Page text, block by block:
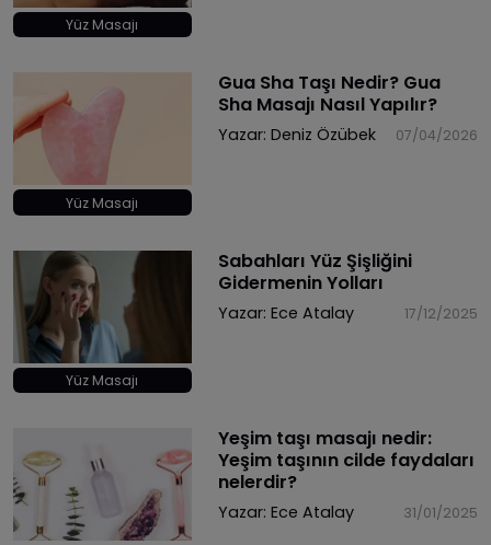
Yüz Masajı
Yüz Masajı
Gua Sha Taşı Nedir? Gua
Sha Masajı Nasıl Yapılır?
Yazar: Deniz Özübek 07/04/2026
Yüz Masajı
Sabahları Yüz Şişliğini
Gidermenin Yolları
Yazar: Ece Atalay 17/12/2025
Yeşim taşı masajı nedir:
Yeşim taşının cilde faydaları
nelerdir?
Yazar: Ece Atalay 31/01/2025